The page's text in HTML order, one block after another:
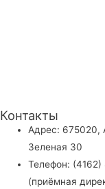
Контакты
Адрес: 675020,
Зеленая 30
Телефон:
(приёмная